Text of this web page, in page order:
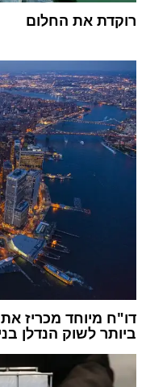
רוקדת את החלום
ביותר לשוק הנדלן